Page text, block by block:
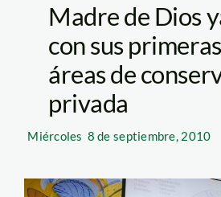
Madre de Dios
con sus
áreas de
privada
Miércoles 8 de septiembre, 2010